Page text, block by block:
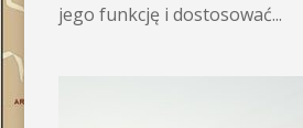
jego funkcję i dostosować...